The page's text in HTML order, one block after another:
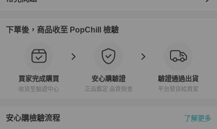
下單後，商品收至 PopChill 檢驗
買家完成購買
收貨至驗證中心
安心購驗證
正品鑑定 品質檢查
驗證通過出貨
平台發貨給買家
安心購檢驗流程 了解更多